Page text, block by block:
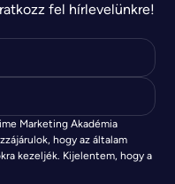
fel hírlevelünkre!
Marketing Akadémia
hogy az általam
kezeljék. Kijelentem, hogy a